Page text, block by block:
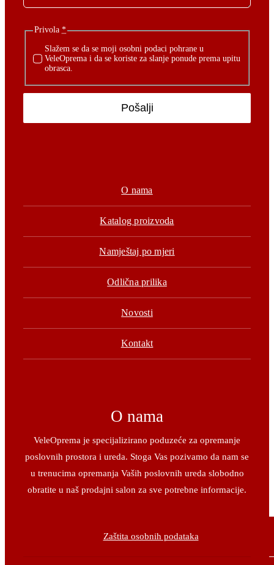
Privola *
Slažem se da se moji osobni podaci pohrane u
VeleOprema i da se koriste za slanje ponude prema upitu
obrasca.
Pošalji
O nama
Katalog proizvoda
Namještaj po mjeri
Odlična prilika
Novosti
Kontakt
O nama
VeleOprema je specijalizirano poduzeće za opremanje
poslovnih prostora i ureda. Stoga Vas pozivamo da nam se
u trenucima opremanja Vaših poslovnih ureda slobodno
obratite u naš prodajni salon za sve potrebne informacije.
Zaštita osobnih podataka